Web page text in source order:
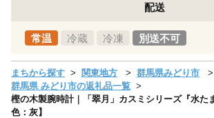
配送
常温 冷蔵 冷凍 別送不可
まちから探す 関東地方
群馬県みどり市
群馬県 みどり市の返礼品一覧
樫の木製腕時計｜「翠月」カスミシリーズ『水た
色：灰】